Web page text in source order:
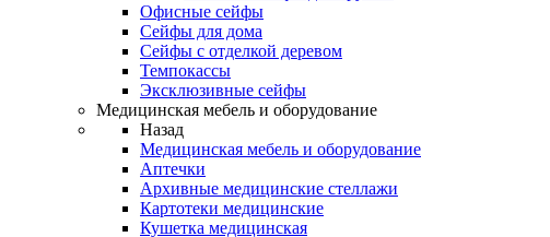
Офисные сейфы
Сейфы для дома
Сейфы с отделкой деревом
Темпокассы
Эксклюзивные сейфы
Медицинская мебель и оборудование
Назад
Медицинская мебель и оборудование
Аптечки
Архивные медицинские стеллажи
Картотеки медицинские
Кушетка медицинская